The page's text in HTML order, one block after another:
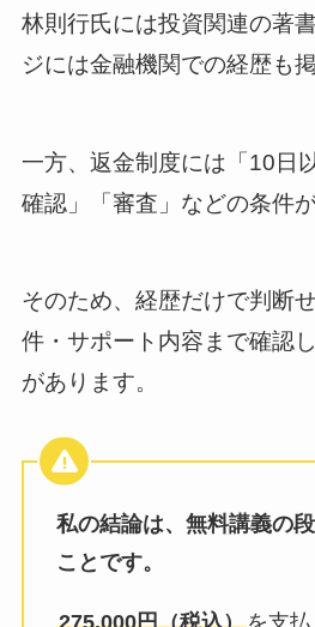
林則行氏には投資関連の著
ジには金融機関での経歴も
一方、返金制度には「10日
確認」「審査」などの条件が
そのため、経歴だけで判断
件・サポート内容まで確認
があります。
私の結論は、無料講義の
ことです。